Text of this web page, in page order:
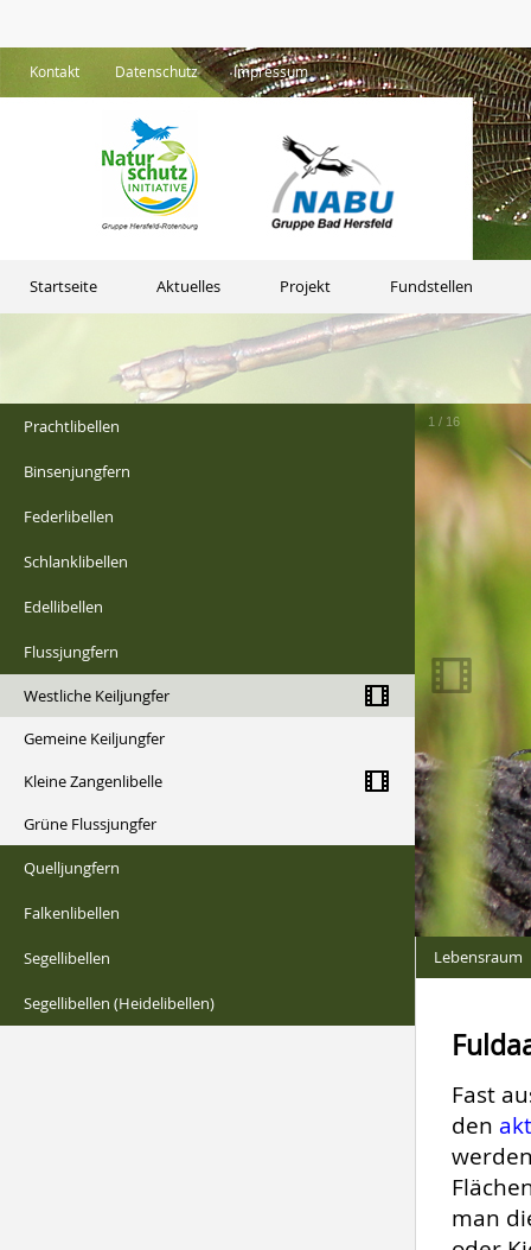
Kontakt Datenschutz Impressum
Startseite Aktuelles Projekt Fundstellen
Prachtlibellen
Binsenjungfern
Federlibellen
Schlanklibellen
Edellibellen
Flussjungfern
Westliche Keiljungfer
Gemeine Keiljungfer
Kleine Zangenlibelle
Grüne Flussjungfer
Quelljungfern
Falkenlibellen
Segellibellen
Segellibellen (Heidelibellen)
1 / 16
Gomphus
Lebensraum
Fast
den
man